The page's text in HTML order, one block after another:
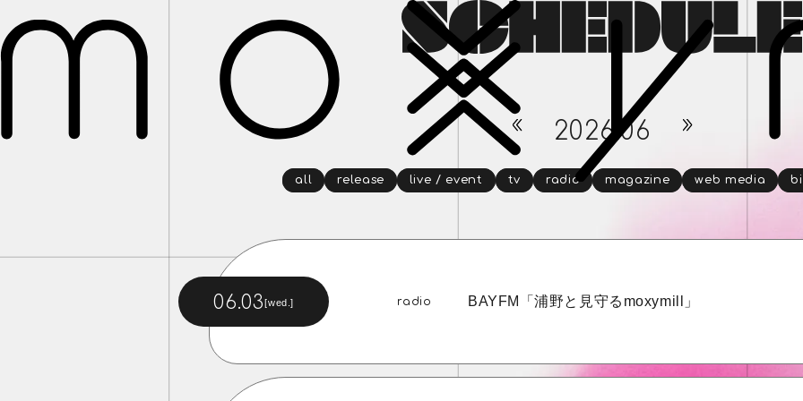
2026 .06
all release live / event tv radio magazine web media
06.03[wed.] radio BAYFM「浦野と見守るmoxymill」